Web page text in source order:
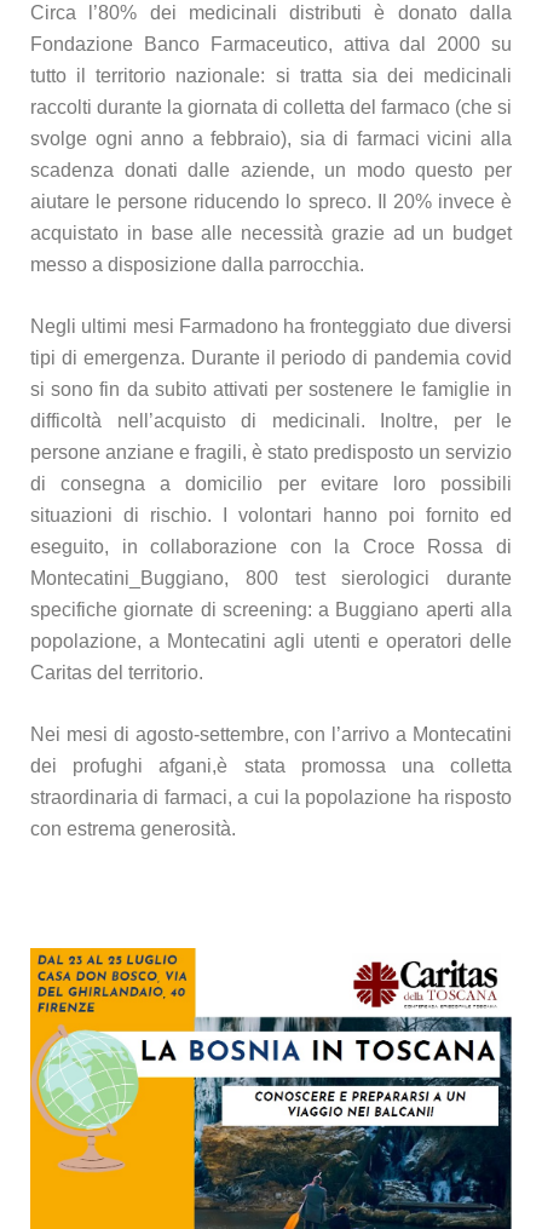
Circa l’80% dei medicinali distributi è donato dalla
Fondazione Banco Farmaceutico, attiva dal 2000 su
tutto il territorio nazionale: si tratta sia dei medicinali
raccolti durante la giornata di colletta del farmaco (che si
svolge ogni anno a febbraio), sia di farmaci vicini alla
scadenza donati dalle aziende, un modo questo per
aiutare le persone riducendo lo spreco. Il 20% invece è
acquistato in base alle necessità grazie ad un budget
messo a disposizione dalla parrocchia.
Negli ultimi mesi Farmadono ha fronteggiato due diversi
tipi di emergenza. Durante il periodo di pandemia covid
si sono fin da subito attivati per sostenere le famiglie in
difficoltà nell’acquisto di medicinali. Inoltre, per le
persone anziane e fragili, è stato predisposto un servizio
di consegna a domicilio per evitare loro possibili
situazioni di rischio. I volontari hanno poi fornito ed
eseguito, in collaborazione con la Croce Rossa di
Montecatini_Buggiano, 800 test sierologici durante
specifiche giornate di screening: a Buggiano aperti alla
popolazione, a Montecatini agli utenti e operatori delle
Caritas del territorio.
Nei mesi di agosto-settembre, con l’arrivo a Montecatini
dei profughi afgani,è stata promossa una colletta
straordinaria di farmaci, a cui la popolazione ha risposto
con estrema generosità.